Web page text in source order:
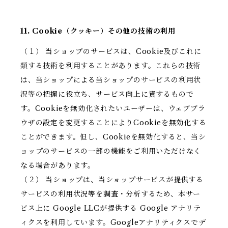
11. Cookie（クッキー）その他の技術の利用
（１） 当ショップのサービスは、Cookie及びこれに
類する技術を利用することがあります。これらの技術
は、当ショップによる当ショップのサービスの利用状
況等の把握に役立ち、サービス向上に資するもので
す。Cookieを無効化されたいユーザーは、ウェブブラ
ウザの設定を変更することによりCookieを無効化する
ことができます。但し、Cookieを無効化すると、当シ
ョップのサービスの一部の機能をご利用いただけなく
なる場合があります。
（２） 当ショップは、当ショップサービスが提供する
サービスの利用状況等を調査・分析するため、本サー
ビス上に Google LLCが提供する Google アナリテ
ィクスを利用しています。Googleアナリティクスでデ